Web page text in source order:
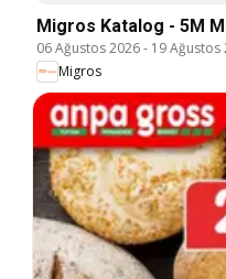
Migros Katalog - 5M
06 Ağustos 2026- 19 Ağustos
Migros